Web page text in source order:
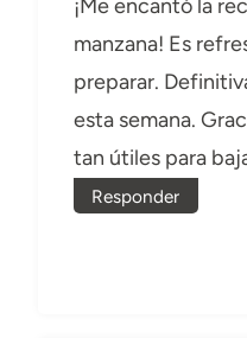
¡Me encantó la
manzana! Es
preparar.
esta semana.
tan útiles para
Responder